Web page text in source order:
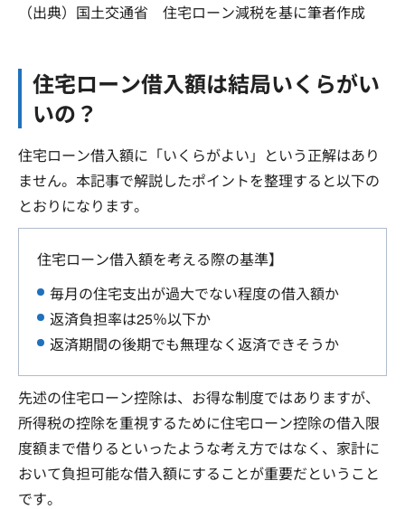
（出典）国土交通省 住宅ローン減税を基に筆者作成
住宅ローン借入額は結局いくらがい
いの？
住宅ローン借入額に「いくらがよい」という正解はあり
ません。本記事で解説したポイントを整理すると以下の
とおりになります。
住宅ローン借入額を考える際の基準】
毎月の住宅支出が過大でない程度の借入額か
返済負担率は25％以下か
返済期間の後期でも無理なく返済できそうか
先述の住宅ローン控除は、お得な制度ではありますが、
所得税の控除を重視するために住宅ローン控除の借入限
度額まで借りるといったような考え方ではなく、家計に
おいて負担可能な借入額にすることが重要だということ
です。